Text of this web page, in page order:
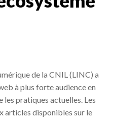
de la CNIL (LINC) a
à plus forte audience en
les pratiques actuelles. Les
articles disponibles sur le